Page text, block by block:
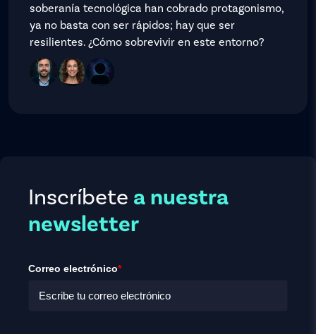
soberanía tecnológica han cobrado protagonismo,
ya no basta con ser rápidos; hay que ser
resilientes. ¿Cómo sobrevivir en este entorno?
Inscríbete a nuestra
newsletter
Correo electrónico*